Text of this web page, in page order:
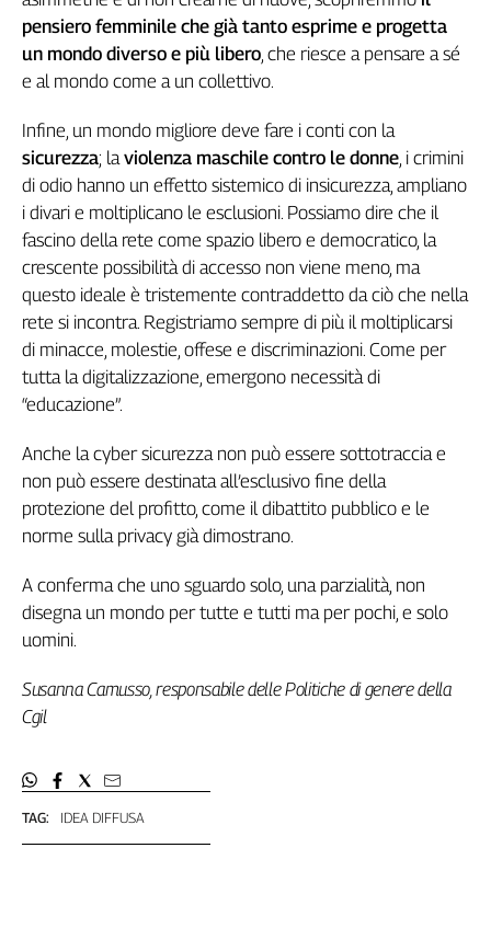
TAG: IDEA DIFFUSA
pensiero femminile che già tanto esprime e progetta
un mondo diverso e più libero, che riesce a pensare a sé
e al mondo come a un collettivo.
Infine, un mondo migliore deve fare i conti con la
sicurezza; laviolenza maschile contro le donne, i crimini
di odio hanno un effetto sistemico di insicurezza, ampliano
i divari e moltiplicano le esclusioni. Possiamo dire che il
fascino della rete come spazio libero e democratico, la
crescente possibilità di accesso non viene meno, ma
questo ideale è tristemente contraddetto da ciò che nella
rete si incontra. Registriamo sempre di più il moltiplicarsi
di minacce, molestie, offese e discriminazioni. Come per
tutta la digitalizzazione, emergono necessità di
“educazione”.
Anche la cyber sicurezza non può essere sottotraccia e
non può essere destinata all’esclusivo fine della
protezione del profitto, come il dibattito pubblico e le
norme sulla privacy già dimostrano.
A conferma che uno sguardo solo, una parzialità, non
disegna un mondo per tutte e tutti ma per pochi, e solo
uomini.
Susanna Camusso, responsabile delle Politiche di genere della
Cgil